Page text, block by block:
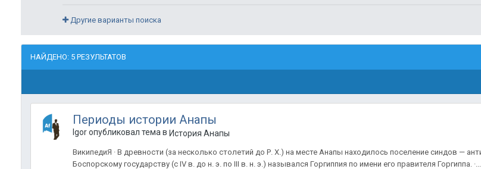
Другие варианты поиска
НАЙДЕНО: 5 РЕЗУЛЬТАТОВ
Периоды истории Анапы
Igor опубликовал тема в История Анапы
ВикипедиЯ · В древности (за несколько столетий до Р. Х.) на месте Анапы находилось поселение синдов —
Боспорскому государству (с IV в. до н. э. по III в. н. э.) назывался Горгиппия по имени его правителя Горгиппа. ·...